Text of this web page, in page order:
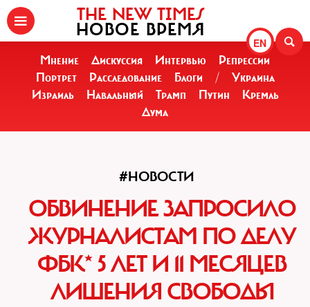
EN
THE NEW TIMES
НОВОЕ ВРЕМЯ
Мнение Дискуссия Интервью
Репрессии
Портрет
Расследование Блоги /
Украина
Израиль
Навальный Трамп Путин
Кремль
Дума
#НОВОСТИ
ОБВИНЕНИЕ ЗАПРОСИЛО
ЖУРНАЛИСТАМ ПО ДЕЛУ
ФБК* 5 ЛЕТ И 11 МЕСЯЦЕВ
ЛИШЕНИЯ СВОБОДЫ